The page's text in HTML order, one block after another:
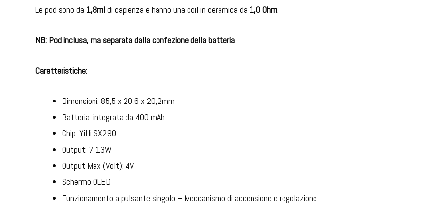
Le pod sono da 1,8mldi capienza e hanno una coil in ceramica da 1,0 Ohm.
NB: Pod inclusa, ma separata dalla confezione della batteria
Caratteristiche:
Dimensioni: 85,5 x 20,6 x 20,2mm
Batteria: integrata da 400 mAh
Chip: YiHi SX290
Output: 7-13W
Output Max (Volt): 4V
Schermo OLED
Funzionamento a pulsante singolo – Meccanismo di accensione e regolazione